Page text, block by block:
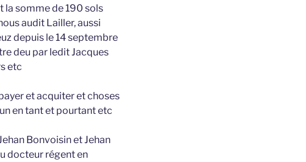
la somme de 190 sols
audit Lailler, aussi
depuis le 14 septembre
deu par ledit Jacques
etc
et acquiter et choses
en tant et pourtant etc
Bonvoisin et Jehan
docteur régent en